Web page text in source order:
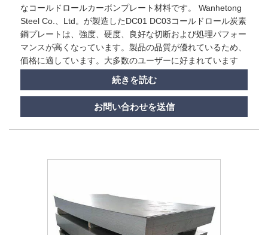
なコールドロールカーボンプレート材料です。 Wanhetong
Steel Co.、Ltd。が製造したDC01 DC03コールドロール炭素
鋼プレートは、強度、硬度、良好な切断および処理パフォー
マンスが高くなっています。製品の品質が優れているため、
価格に適しています。大多数のユーザーに好まれています
続きを読む
お問い合わせを送信